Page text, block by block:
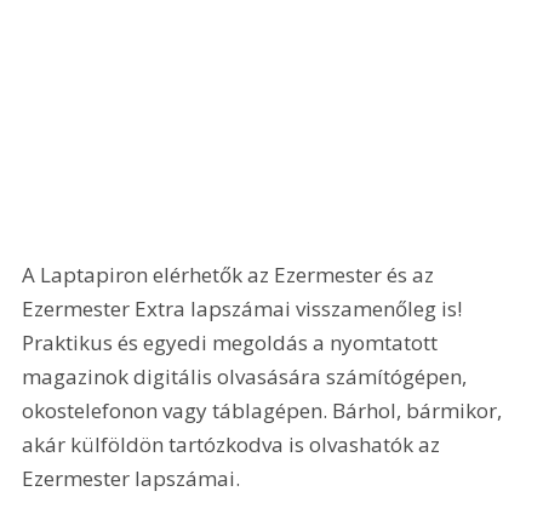
A Laptapiron elérhetők az Ezermester és az
Ezermester Extra lapszámai visszamenőleg is!
Praktikus és egyedi megoldás a nyomtatott
magazinok digitális olvasására számítógépen,
okostelefonon vagy táblagépen. Bárhol, bármikor,
akár külföldön tartózkodva is olvashatók az
Ezermester lapszámai.